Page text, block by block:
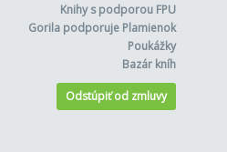
Knihy s podporou FPU
Gorila podporuje Plamienok
Poukážky
Bazár kníh
Odstúpiť od zmluvy